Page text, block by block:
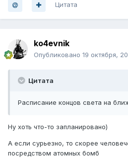
Цитата
ko4evnik
Опубликовано 19 октября,
Цитата
Расписание концов света на
Ну хоть что-то запланировано)
А если сурьезно, то скорее
посредством атомных бомб